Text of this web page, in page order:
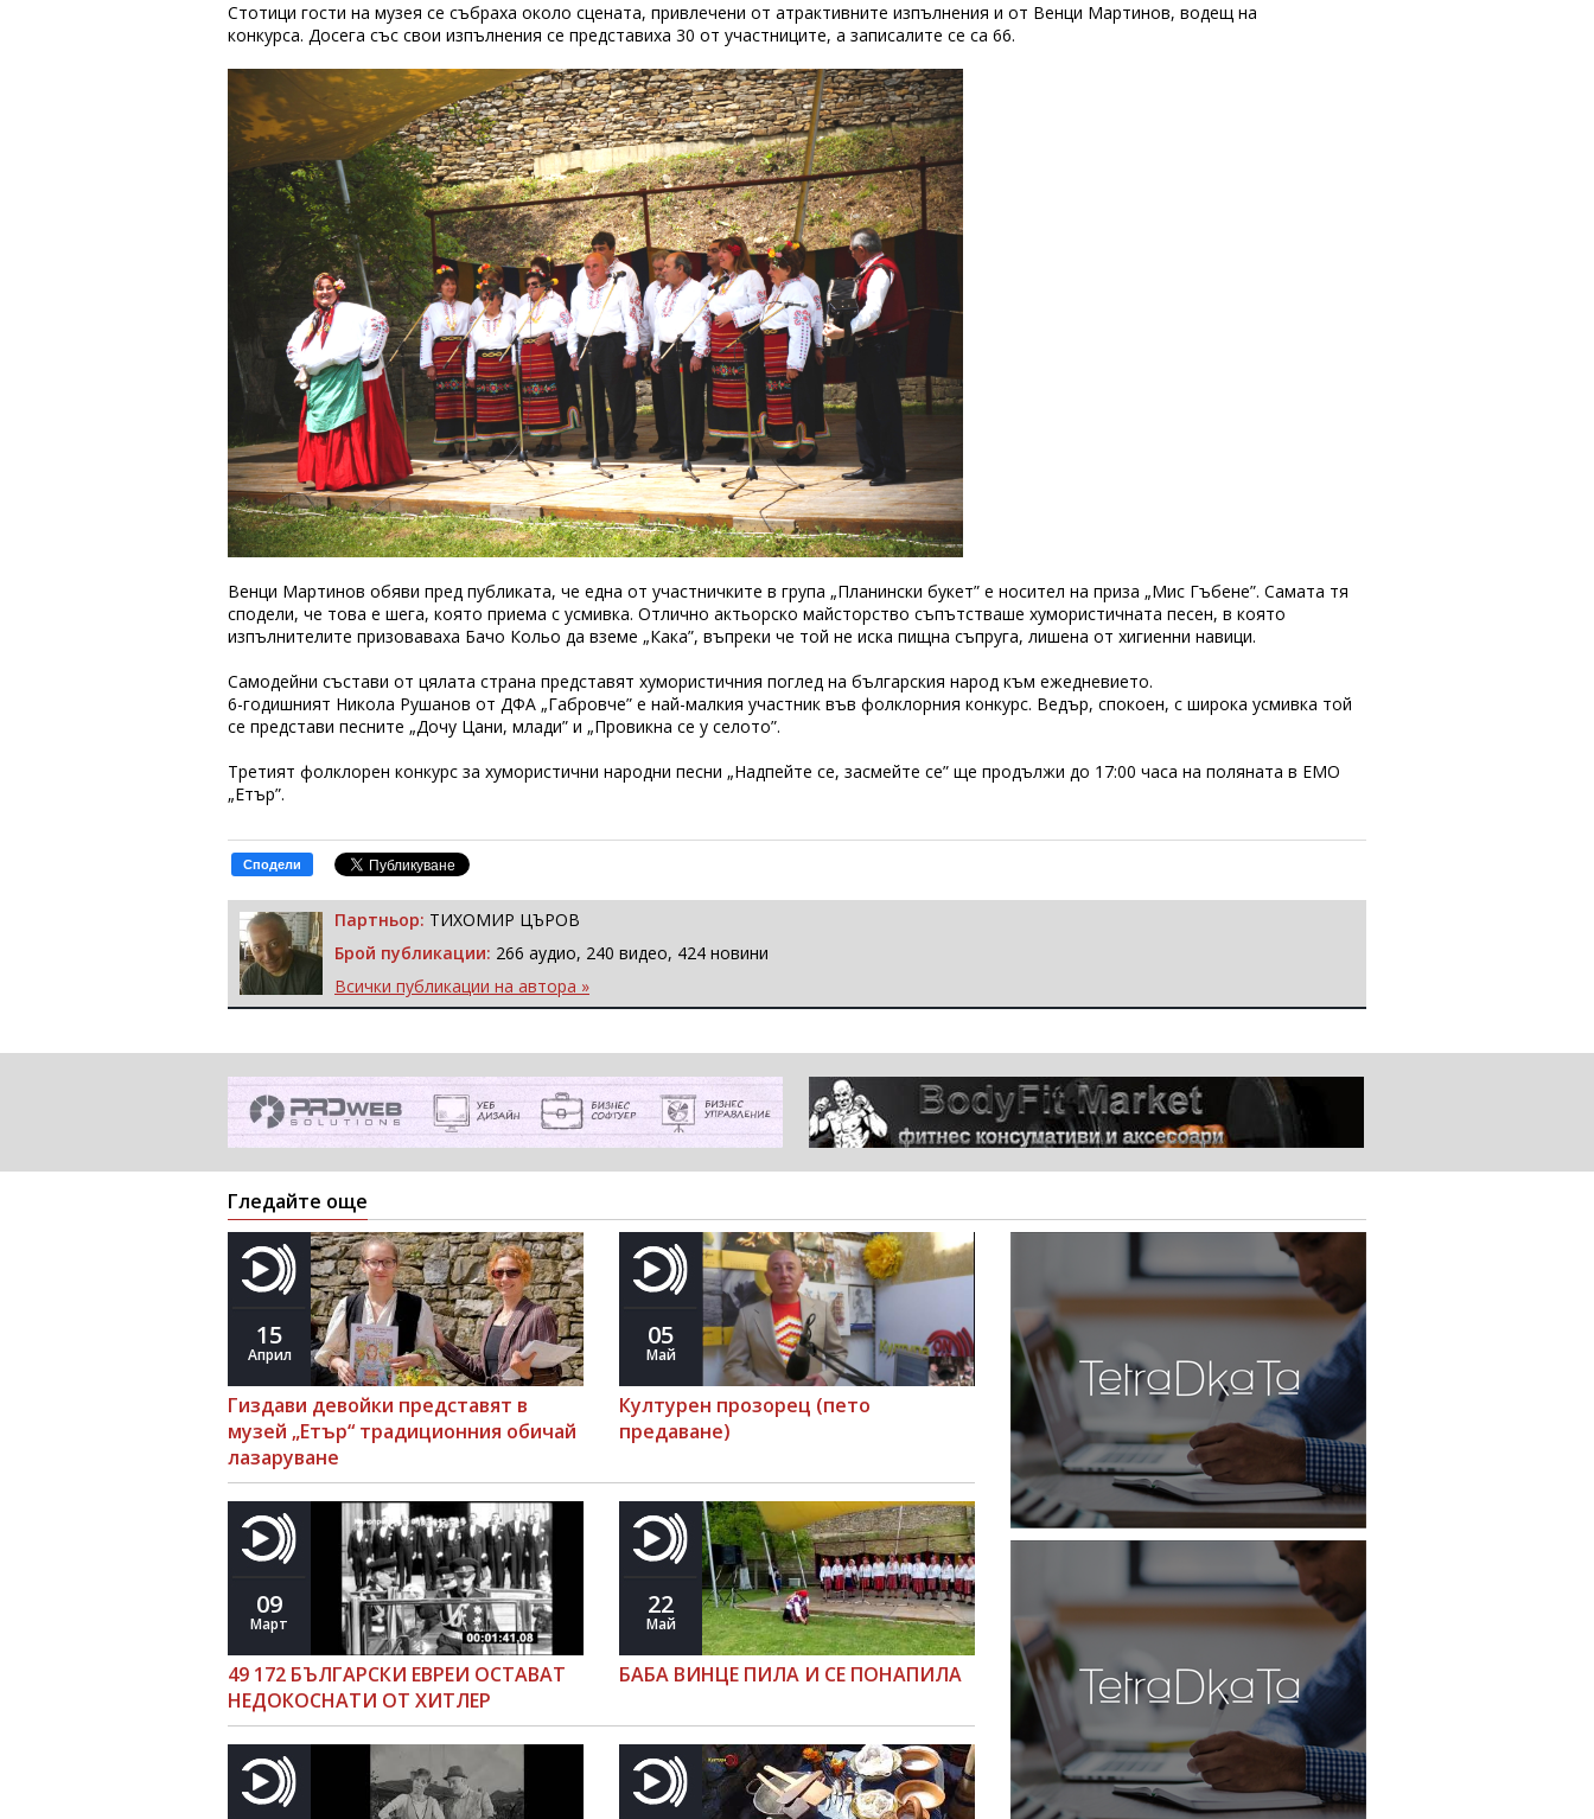
Стотици гости на музея се събраха около сцената, привлечени от атрактивните изпълнения и от Венци Мартинов, водещ на
конкурса. Досега със свои изпълнения се представиха 30 от участниците, а записалите се са 66.
Венци Мартинов обяви пред публиката, че една от участничките в група „Планински букет” е носител на приза „Мис Гъбене”. Самата тя
сподели, че това е шега, която приема с усмивка. Отлично актьорско майсторство съпътстваше хумористичната песен, в която
изпълнителите призоваваха Бачо Кольо да вземе „Кака”, въпреки че той не иска пищна съпруга, лишена от хигиенни навици.
Самодейни състави от цялата страна представят хумористичния поглед на българския народ към ежедневието.
6-годишният Никола Рушанов от ДФА „Габровче” е най-малкия участник във фолклорния конкурс. Ведър, спокоен, с широка усмивка той
се представи песните „Дочу Цани, млади” и „Провикна се у селото”.
Третият фолклорен конкурс за хумористични народни песни „Надпейте се, засмейте се” ще продължи до 17:00 часа на поляната в ЕМО
„Етър”.
Сподели
Партньор: ТИХОМИР ЦЪРОВ
Брой публикации: 266 аудио, 240 видео, 424 новини
Всички публикации на автора »
Гледайте още
15
Април
Гиздави девойки представят в
музей „Етър“ традиционния обичай
лазаруване
05
Май
Културен прозорец (пето
предаване)
09
Март
49 172 БЪЛГАРСКИ ЕВРЕИ ОСТАВАТ
НЕДОКОСНАТИ ОТ ХИТЛЕР
22
Май
БАБА ВИНЦЕ ПИЛА И СЕ ПОНАПИЛА